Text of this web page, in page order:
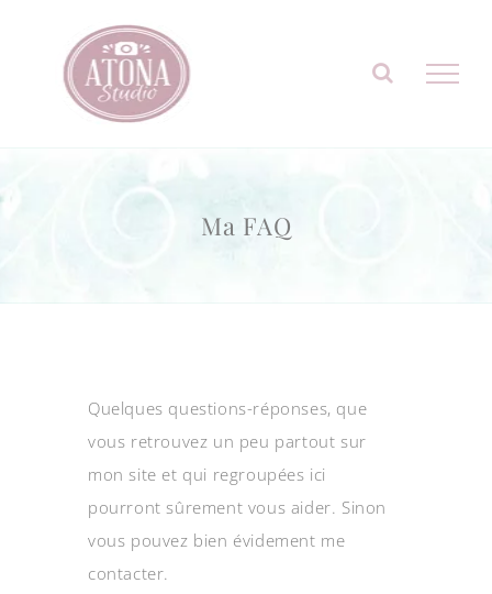
contenu
Ma FAQ
Quelques questions-réponses, que
vous retrouvez un peu partout sur
mon site et qui regroupées ici
pourront sûrement vous aider. Sinon
vous pouvez bien évidement me
contacter.